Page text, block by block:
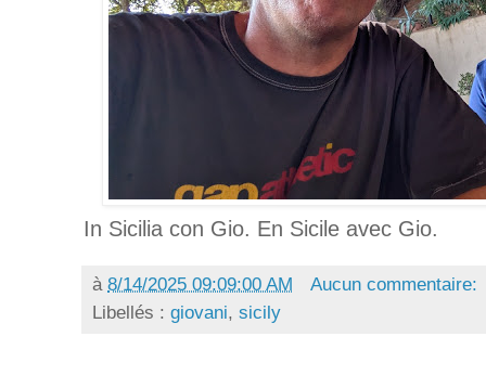
In Sicilia con Gio. En Sicile avec Gio.
à 8/14/2025 09:09:00 AM
Aucun commentaire:
Libellés : giovani, sicily